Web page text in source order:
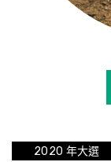
2020 年大選